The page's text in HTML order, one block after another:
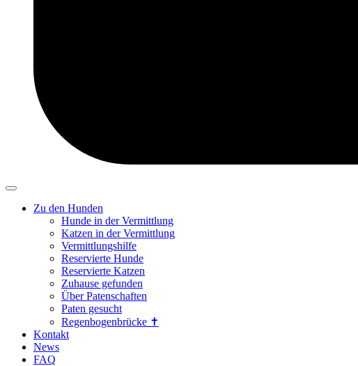
Zu den Hunden
Hunde in der Vermittlung
Katzen in der Vermittlung
Vermittlungshilfe
Reservierte Hunde
Reservierte Katzen
Zuhause gefunden
Über Patenschaften
Paten gesucht
Regenbogenbrücke ✝
Kontakt
News
FAQ